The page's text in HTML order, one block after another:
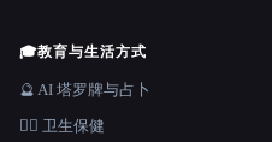
🎓教育与生活方式
🔮 AI 塔罗牌与占卜
👩‍⚕️ 卫生保健